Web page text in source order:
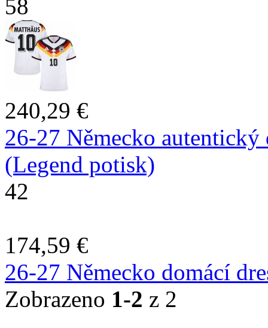
58
240,29 €
26-27 Německo
(Legend potisk)
42
174,59 €
26-27 Německo domácí
Zobrazeno 1-2 z 2